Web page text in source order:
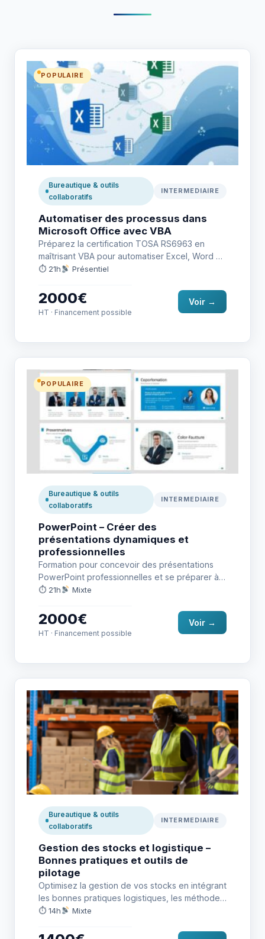
POPULAIRE
Bureautique & outils
collaboratifs
INTERMEDIAIRE
Automatiser des processus dans
Microsoft Office avec VBA
Préparez la certification TOSA RS6963 en
maîtrisant VBA pour automatiser Excel, Word et
Office avec efficacité.
⏱ 21h Présentiel
2000€
HT · Financement possible
Voir →
POPULAIRE
Bureautique & outils
collaboratifs
INTERMEDIAIRE
PowerPoint – Créer des
présentations dynamiques et
professionnelles
Formation pour concevoir des présentations
PowerPoint professionnelles et se préparer à
la certification TOSA RS6961.
⏱ 21h Mixte
2000€
HT · Financement possible
Voir →
Bureautique & outils
collaboratifs
INTERMEDIAIRE
Gestion des stocks et logistique –
Bonnes pratiques et outils de
pilotage
Optimisez la gestion de vos stocks en intégrant
les bonnes pratiques logistiques, les méthodes
d’approvisionnement et les outils…
⏱ 14h Mixte